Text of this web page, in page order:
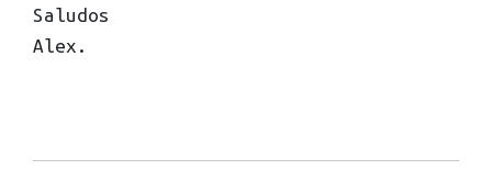
Saludos
Alex.